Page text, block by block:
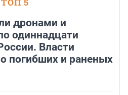
ТОП 5
дронами и
одиннадцати
Власти
погибших и раненых